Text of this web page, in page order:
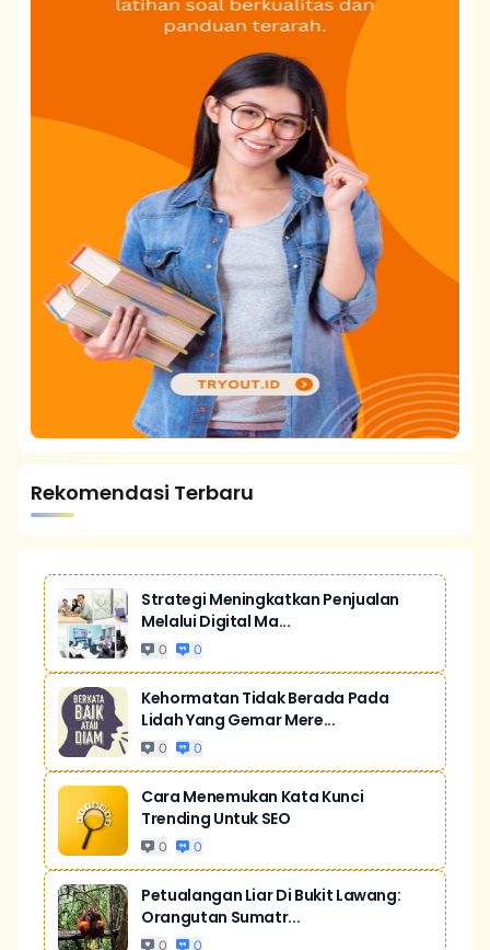
Rekomendasi Terbaru
Strategi Meningkatkan Penjualan
Melalui Digital Ma...
0 0
Kehormatan Tidak Berada Pada
Lidah Yang Gemar Mere...
0 0
Cara Menemukan Kata Kunci
Trending Untuk SEO
0 0
Petualangan Liar Di Bukit Lawang:
Orangutan Sumatr...
0 0